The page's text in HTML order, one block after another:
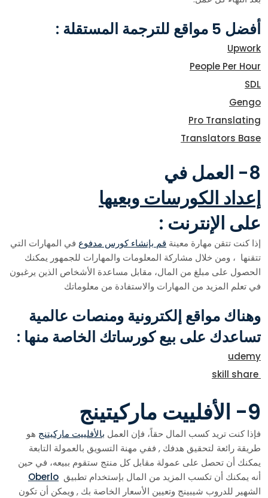
أفضل 5 مواقع للترجمة المستقلة :
Upwork
People Per Hour
SDL
Gengo
Pro Translating
Translators Base
8- العمل في
إعداد الكورسات وبعيها
على الإنترنت :
إذا كنت تتقن مهارة معينة قم بإنشاء كورس مدفوع في المهارات التي
تتقنها ، ومن خلال مشاركة المعلومات والمهارات للجمهور يمكنك
الحصول على مبلغ من المال، مقابل مساعدة الأشخاص الذين يرغبون
في تعلم المزيد من المهارات والاستفادة من معلوماتك
وهناك مواقع إلكترونية ومنصات عالمية
تساعدك على بيع كورساتك الخاصة منها :
udemy
9- الأفلييت ماركيتينج
فإذا كنت تريد كسب المال حقاً، فإن العمل بالأفلييت ماركيتنج هو
طريقة رائعة لتحقيق هدفك , ففي مهنة التسويق بالعمولة التابعة
يمكنك أن تحصل على عمولة مقابل كل منتج ستقوم ببيعه، في حين
أنه يمكنك أن تكسب المزيد من المال بإستخدام تطبيق Oberlo
الشهير للدروب شيبينج وتعيين الأسعار الخاصة بك , ويمكن أن تكون